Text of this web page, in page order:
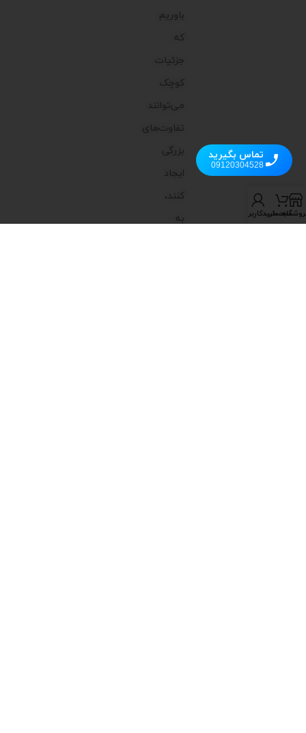
باوریم
که
جزئیات
کوچک
می‌توانند
تفاوت‌های
بزرگی
ایجاد
کنند،
به
سبد خرید
حساب کاربری من
تماس بگیرید
09120304528